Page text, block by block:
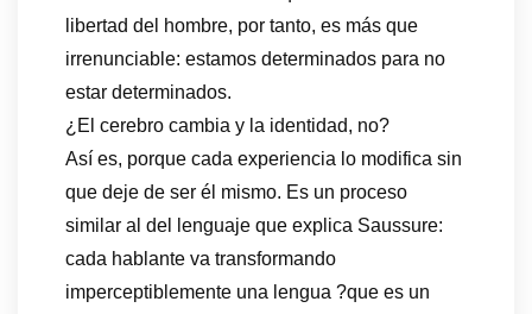
libertad del hombre, por tanto, es más que
irrenunciable: estamos determinados para no
estar determinados.
¿El cerebro cambia y la identidad, no?
Así es, porque cada experiencia lo modifica sin
que deje de ser él mismo. Es un proceso
similar al del lenguaje que explica Saussure:
cada hablante va transformando
imperceptiblemente una lengua ?que es un